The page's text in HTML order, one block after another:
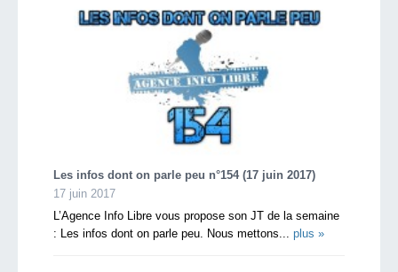
Les infos dont on parle peu n°154 (17 juin 2017)
17 juin 2017
L’Agence Info Libre vous propose son JT de la semaine
: Les infos dont on parle peu. Nous mettons... plus »